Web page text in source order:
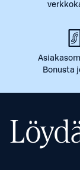
Bonusta